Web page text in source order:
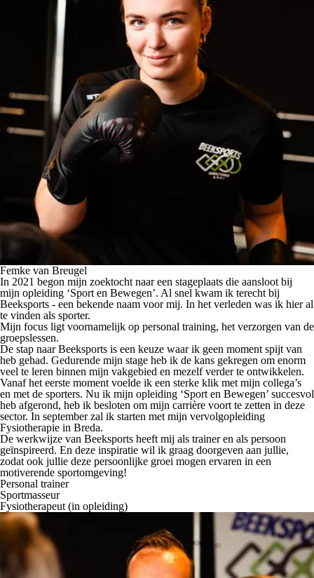
Femke van Breugel
In 2021 begon mijn zoektocht naar een stageplaats die aansloot bij
mijn opleiding ‘Sport en Bewegen’. Al snel kwam ik terecht bij
Beeksports - een bekende naam voor mij. In het verleden was ik hier al
te vinden als sporter.
Mijn focus ligt voornamelijk op personal training, het verzorgen van de
groepslessen.
De stap naar Beeksports is een keuze waar ik geen moment spijt van
heb gehad. Gedurende mijn stage heb ik de kans gekregen om enorm
veel te leren binnen mijn vakgebied en mezelf verder te ontwikkelen.
Vanaf het eerste moment voelde ik een sterke klik met mijn collega’s
en met de sporters. Nu ik mijn opleiding ‘Sport en Bewegen’ succesvol
heb afgerond, heb ik besloten om mijn carrière voort te zetten in deze
sector. In september zal ik starten met mijn vervolgopleiding
Fysiotherapie in Breda.
De werkwijze van Beeksports heeft mij als trainer en als persoon
geïnspireerd. En deze inspiratie wil ik graag doorgeven aan jullie,
zodat ook jullie deze persoonlijke groei mogen ervaren in een
motiverende sportomgeving!
Personal trainer
Sportmasseur
Fysiotherapeut (in opleiding)